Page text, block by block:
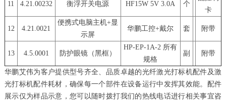
11 4.21.00232 衡浮开关电源 HF15W 5V 3.0A 个
卡
12 4.21.0021
便携式电脑主机+显
示屏
华鹏工控+戴尔 套 附带
13 4.5.0001 防护眼镜（黑框）
HP-EP-1A-2 所有
规格
副 附带
华鹏艾伟为客户提供型号齐全、品质卓越的光纤激光打标机配件及激
光打标机配件耗材，确保每一个部件在设备运行中发挥其效能。配件
展示仅为样品示意，您可以随时拨打我们的热线电话进行相关事宜咨